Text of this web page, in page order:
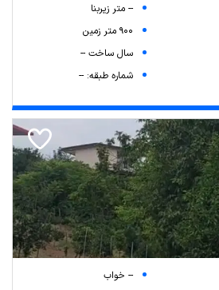
-- متر زیربنا
900 متر زمین
سال ساخت --
شماره طبقه: --
-- خواب